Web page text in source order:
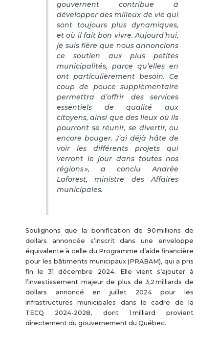
gouvernent contribue à
développer des milieux de vie qui
sont toujours plus dynamiques,
et où il fait bon vivre. Aujourd’hui,
je suis fière que nous annoncions
ce soutien aux plus petites
municipalités, parce qu’elles en
ont particulièrement besoin. Ce
coup de pouce supplémentaire
permettra d’offrir des services
essentiels de qualité aux
citoyens, ainsi que des lieux où ils
pourront se réunir, se divertir, ou
encore bouger. J’ai déjà hâte de
voir les différents projets qui
verront le jour dans toutes nos
régions », a conclu Andrée
Laforest, ministre des Affaires
municipales.
Soulignons que la bonification de 90 millions de
dollars annoncée s’inscrit dans une enveloppe
équivalente à celle du Programme d’aide financière
pour les bâtiments municipaux (PRABAM), qui a pris
fin le 31 décembre 2024. Elle vient s’ajouter à
l’investissement majeur de plus de 3,2 milliards de
dollars annoncé en juillet 2024 pour les
infrastructures municipales dans le cadre de la
TECQ 2024-2028, dont 1 milliard provient
directement du gouvernement du Québec.